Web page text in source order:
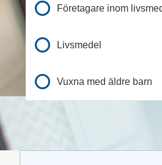
Företagare inom
Livsmedel
Vuxna med äldre barn